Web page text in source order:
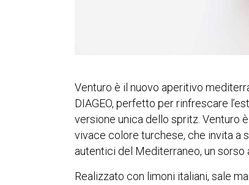
Venturo è il nuovo aperitivo
DIAGEO, perfetto per rinfrescare
versione unica dello spritz. Venturo è
vivace colore turchese, che invita a
autentici del Mediterraneo, un sorso
Realizzato con limoni italiani, sale